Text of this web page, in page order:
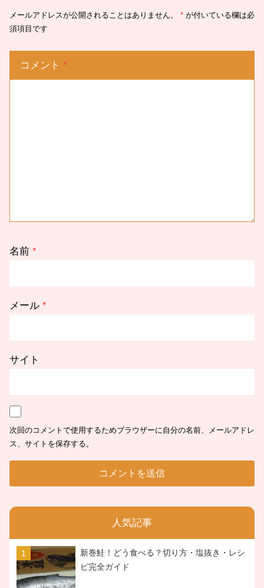
メールアドレスが公開されることはありません。 * が付いている欄は必
須項目です
コメント *
名前 *
メール *
サイト
次回のコメントで使用するためブラウザーに自分の名前、メールアドレ
ス、サイトを保存する。
人気記事
新巻鮭！どう食べる？切り方・塩抜き・レシ
ピ完全ガイド